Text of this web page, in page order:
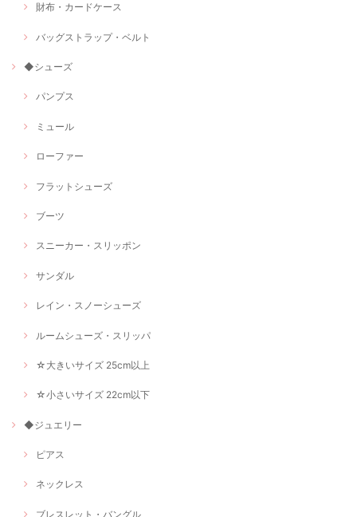
財布・カードケース
バッグストラップ・ベルト
◆シューズ
パンプス
ミュール
ローファー
フラットシューズ
ブーツ
スニーカー・スリッポン
サンダル
レイン・スノーシューズ
ルームシューズ・スリッパ
☆大きいサイズ 25cm以上
☆小さいサイズ 22cm以下
◆ジュエリー
ピアス
ネックレス
ブレスレット・バングル